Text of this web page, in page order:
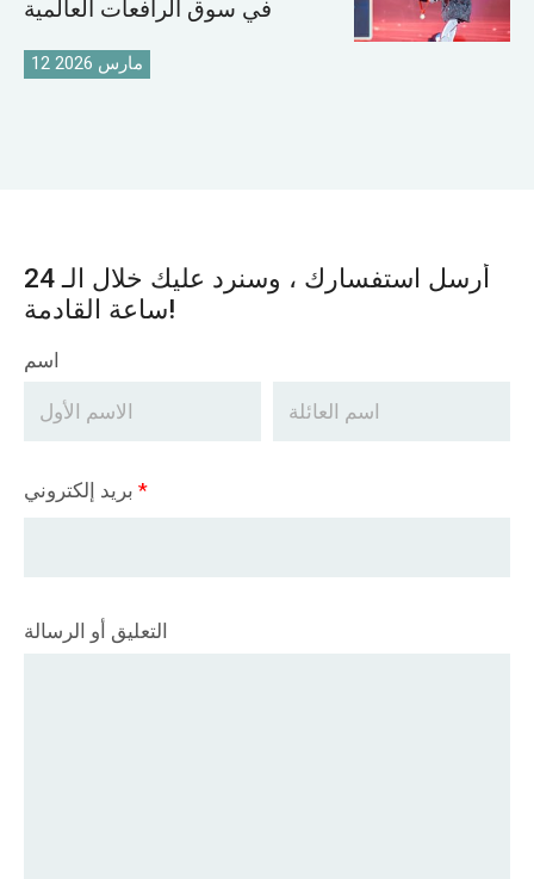
في سوق الرافعات العالمية
12 مارس 2026
أرسل استفسارك ، وسنرد عليك خلال الـ 24
ساعة القادمة!
اسم
*
التعليق أو الرسالة